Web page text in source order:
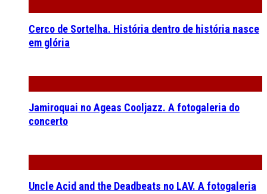
Cerco de Sortelha. História dentro de história nasce
em glória
Jamiroquai no Ageas Cooljazz. A fotogaleria do
concerto
Uncle Acid and the Deadbeats no LAV. A fotogaleria